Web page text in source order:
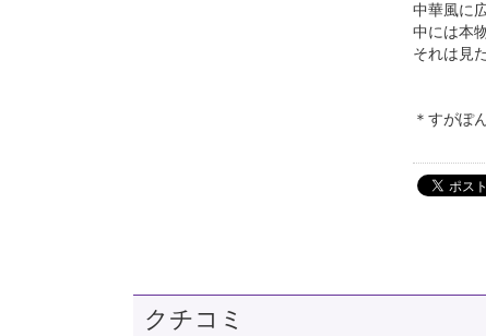
中華風に
中には本
それは見
＊すがぽ
クチコミ